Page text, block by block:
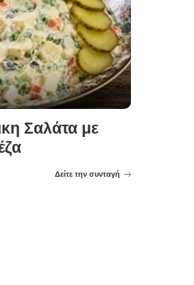
Σαλάτα με
Δείτε την συνταγή